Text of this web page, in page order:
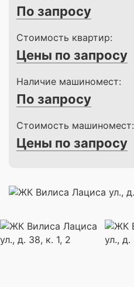
По запросу
Стоимость квартир:
Цены по запросу
Наличие машиномест:
По запросу
Стоимость машиномест:
Цены по запросу